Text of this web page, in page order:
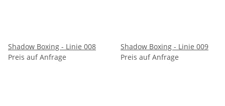
Shadow Boxing - Linie 008
Preis auf Anfrage
Shadow Boxing - Linie 009
Preis auf Anfrage